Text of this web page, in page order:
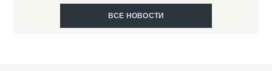
ВСЕ НОВОСТИ